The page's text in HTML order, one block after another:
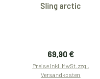
Sling arctic
Regular price:
69,90 €
Preise inkl. MwSt. zzgl.
Versandkosten